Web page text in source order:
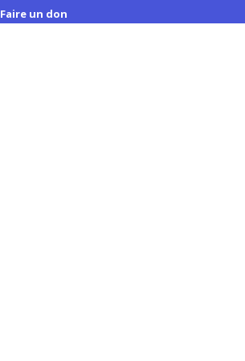
Faire un don